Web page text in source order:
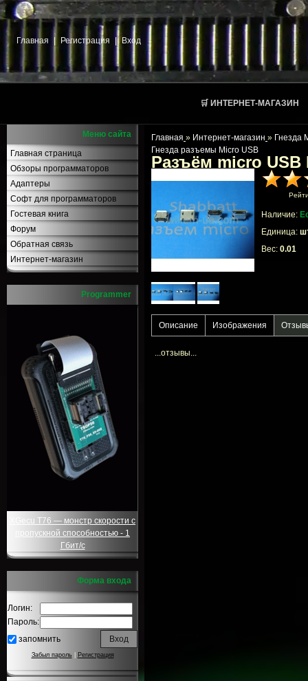
Главная Регистрация | Вход
🛒 ИНТЕРНЕТ-МАГАЗИН
Меню сайта
Главная страница
Обзоры программаторов
Адаптеры
Софт для программаторов
Гостевая книга
Форум
Обратная связь
Интернет-магазин
Programmer
XGecu T76 — монстр скорости с
пропускной способностью - 1
Гбит/с
Форма входа
Логин:
Пароль:
запомнить
Забыл пароль| Регистрация
Главная » Интернет-магазин » Гнезда
Гнезда разъемы Micro USB
Разъём micro
Наличие:
Единица:
Вес: 0.01
Описание Изображения
...отзывы...